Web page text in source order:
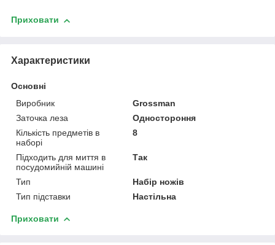
Приховати
Характеристики
Основні
Виробник
Grossman
Заточка леза
Одностороння
Кількість предметів в
наборі
8
Підходить для миття в
посудомийній машині
Так
Тип
Набір ножів
Тип підставки
Настільна
Приховати